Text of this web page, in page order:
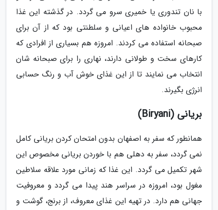
با نان تندوری یا خمیری سرو می گردد. در گذشته این غذا
محبوب خانواده های اعیانی و سلطنتی بود که از آن برای
صبحانه استفاده می کردند. امروزه هم بسیاری از افرادی که
کارهای سخت و طولانی دارند، نهاری را برای صبحانه شان
انتخاب می نمایند تا از این غذای خوش آب و رنگ حسابی
انرژی بگیرند.
بریانی (Biryani)
همانطور که سفر به اصفهان بدون امتحان کردن بریانی کامل
نمی گردد، سفر به دهلی هم با خوردن بریانی مخصوص این
شهر تکمیل می گردد. این غذا که زمانی مورد علاقه سلاطین
مغول بود، امروزه در سراسر هند پیدا می گردد و معروفیت
جهانی هم دارد. در تهیه این غذای معروف، از برنج، گوشت و